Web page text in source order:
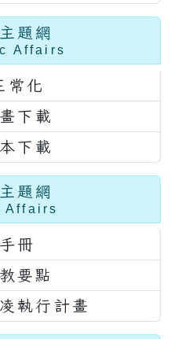
題網
Affairs
常化
下載
下載
題網
Affairs
冊
要點
執行計畫